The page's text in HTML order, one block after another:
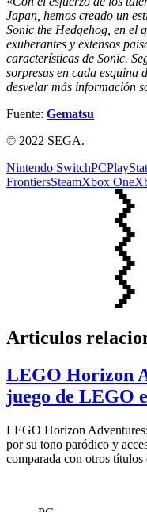
Japan, hemos creado un
Sonic the Hedgehog, en el
exuberantes y extensos
características de Sonic.
sorpresas en cada esquina
desvelar más información
Fuente: Gematsu
© 2022 SEGA.
Nintendo SwitchPC
FrontiersSteamXbox One
Articulos
LEGO Horizon
juego de LEGO
LEGO Horizon
por su tono paródico y
comparada con otros